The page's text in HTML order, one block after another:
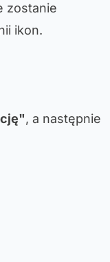
zostanie
ikon.
, a następnie